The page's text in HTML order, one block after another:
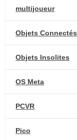
multijoueur
Objets Connectés
Objets Insolites
OS Meta
PCVR
Pico